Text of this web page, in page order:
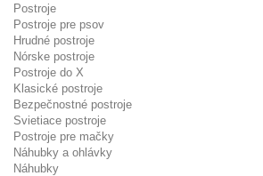
Postroje
Postroje pre psov
Hrudné postroje
Nórske postroje
Postroje do X
Klasické postroje
Bezpečnostné postroje
Svietiace postroje
Postroje pre mačky
Náhubky a ohlávky
Náhubky